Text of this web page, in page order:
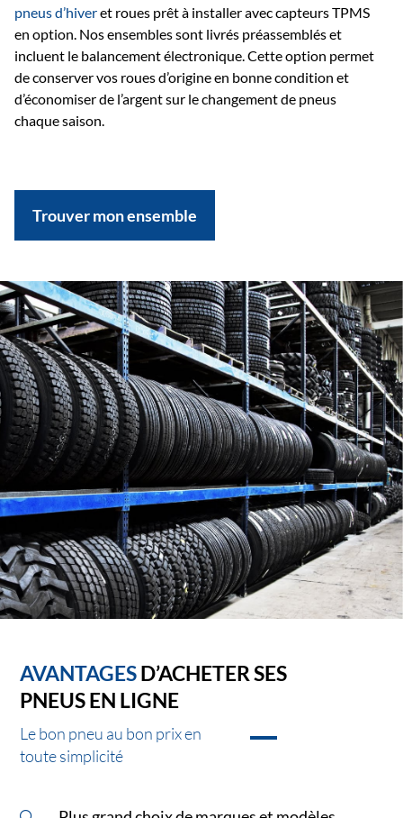
pneus d’hiveret roues prêt à installer avec capteurs TPMS
en option. Nos ensembles sont livrés préassemblés et
incluent le balancement électronique. Cette option permet
de conserver vos roues d’origine en bonne condition et
d’économiser de l’argent sur le changement de pneus
chaque saison.
Trouver mon ensemble
AVANTAGESD’ACHETER SES
PNEUS EN LIGNE
Le bon pneu au bon prix en
toute simplicité